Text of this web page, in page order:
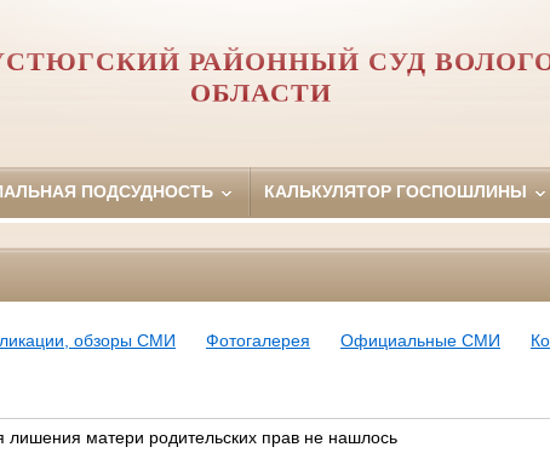
РАЙОННЫЙ СУД
ОБЛАСТИ
ПОДСУДНОСТЬ КАЛЬКУЛЯТОР ГОСПОШЛИНЫ
обзоры СМИ Фотогалерея Официальные СМИ
лишения матери родительских прав не нашлось